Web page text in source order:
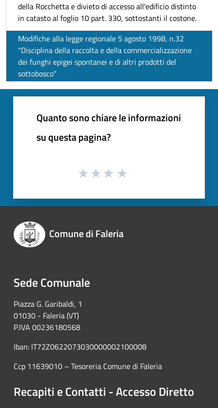
della Rocchetta e divieto di accesso all'edificio distinto
in catasto al foglio 10 part. 330, sottostanti il costone.
Modifiche alla legge regionale 5 agosto 1998, n.32
"Disciplina della raccolta e della commercializzazione
dei funghi epigei spontanei e di altri prodotti del
sottobosco"
Quanto sono chiare le informazioni
su questa pagina?
Comune di Faleria
Sede Comunale
Piazza G. Garibaldi, 1
01030 - Faleria (VT)
P.IVA 00236180568
Iban: IT72Z0622073030000002100008
Ccp 11639010 – Tesoreria Comune di Faleria
Recapiti e Contatti - Accesso Diretto